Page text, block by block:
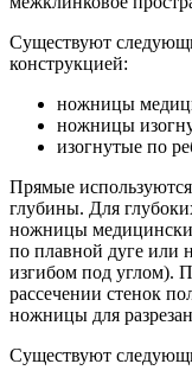
Существуют
конструкцией:
ножницы
ножницы
изогнутые по
Прямые
глубины. Для
ножницы
по плавной дуге или
изгибом под углом).
рассечении стенок
ножницы для
Существуют